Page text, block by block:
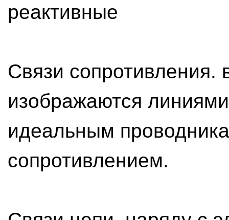
реактивные
Связи сопротивления.
изображаются
идеальным
сопротивлением.